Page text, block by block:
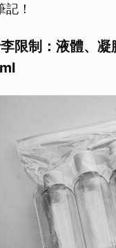
！
限制：液體、